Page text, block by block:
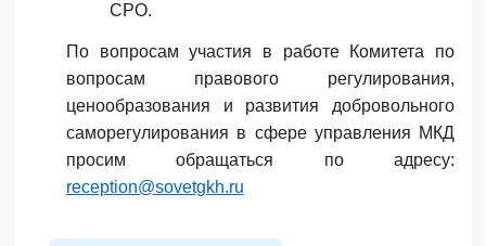
СРО.
По вопросам участия в работе Комитета по
вопросам правового регулирования,
ценообразования и развития добровольного
саморегулирования в сфере управления МКД
просим обращаться по адресу:
reception@sovetgkh.ru